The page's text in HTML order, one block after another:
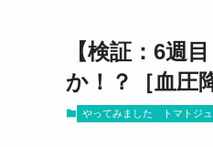
【検証：6週
か！？［血圧
やってみました トマトジ